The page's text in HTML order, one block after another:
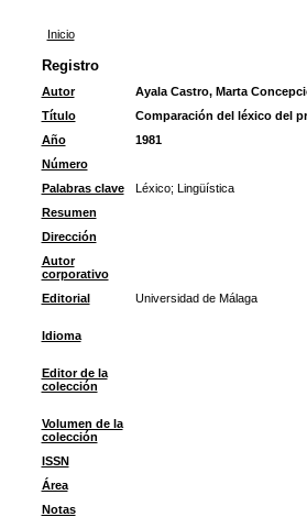
Inicio
Registro
Autor
Ayala Castro, Marta
Título
Comparación del léxico del
Año
1981
Número
Palabras clave
Léxico; Lingüística
Resumen
Dirección
Autor
corporativo
Editorial
Universidad de Málaga
Idioma
Editor de la
colección
Volumen de la
colección
ISSN
Área
Notas